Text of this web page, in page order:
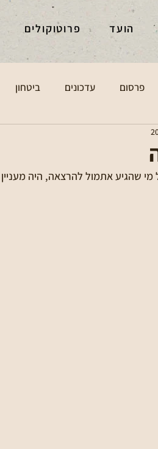
הועד פרוטוקולים
פרסום עדכונים ביטחון
מי שהגיע אתמול להרצאה, היה